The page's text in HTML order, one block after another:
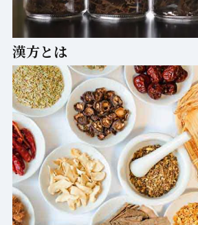
漢方とは